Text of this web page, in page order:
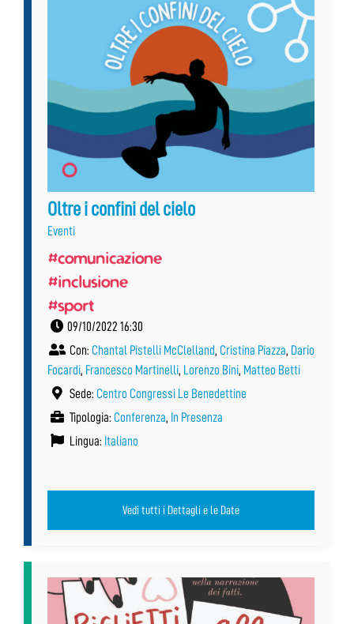
Oltre i confini del cielo
Eventi
#comunicazione
#inclusione
#sport
09/10/2022 16:30
Con: Chantal Pistelli McClelland, Cristina Piazza, Dario
Focardi, Francesco Martinelli, Lorenzo Bini, Matteo Betti
Sede: Centro Congressi Le Benedettine
Tipologia: Conferenza, In Presenza
Lingua: Italiano
Vedi tutti i Dettagli e le Date